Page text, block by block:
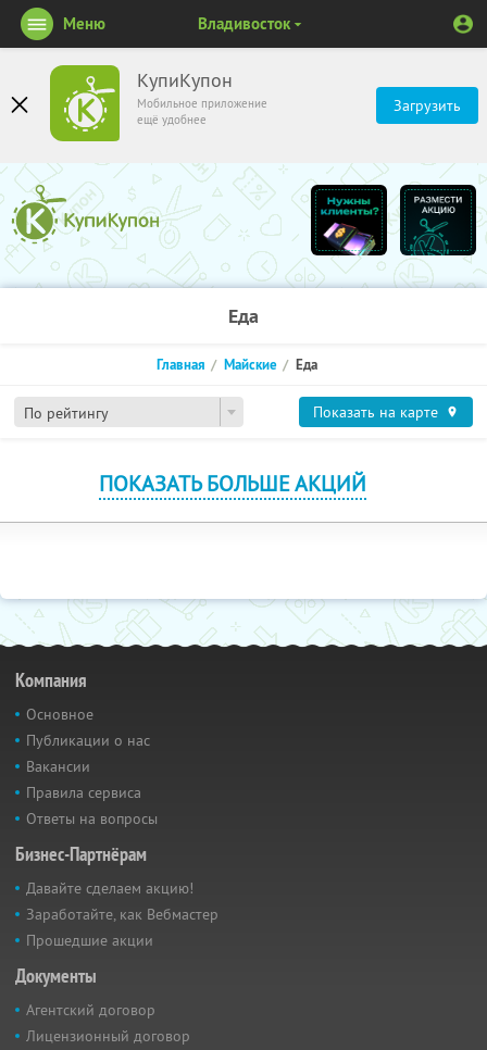
КупиКупон
Мобильное приложение
ещё удобнее
Загрузить
Меню Владивосток
Еда
По рейтингу
Главная Майские Еда
Показать на карте
ПОКАЗАТЬ БОЛЬШЕ АКЦИЙ
Компания
Основное
Публикации о нас
Вакансии
Правила сервиса
Ответы на вопросы
Бизнес-Партнёрам
Давайте сделаем акцию!
Заработайте, как Вебмастер
Прошедшие акции
Документы
Агентский договор
Лицензионный договор